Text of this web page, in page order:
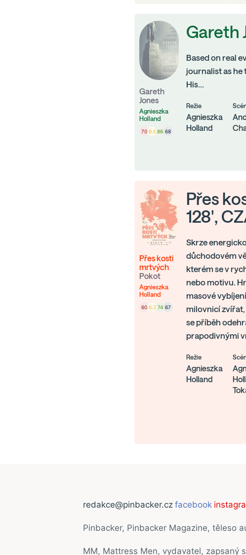
Gareth
Jones
Agnieszka
Holland
70 6.9 86 68
Gareth
Based on real
journalist as he
His...
Režie
Agnieszka
Holland
Přes kosti
mrtvých
Pokot
Agnieszka
Holland
60 6.3 74 67
Přes
128',
Skrze
důchodovém
kterém se v
nebo motivu.
masové
milovnicí zvířat,
se příběh
prapodivnými
Režie
Agnieszka
Holland
redakce@pinbacker.cz facebook
Pinbacker, Pinbacker Magazine, těleso
MM, Mattress Men, vydavatel, zapsaný